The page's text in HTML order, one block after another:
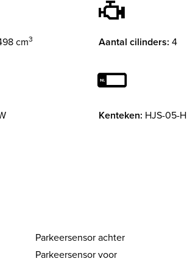
cm3 Aantal cilinders: 4
Kenteken: HJS-05-H
Parkeersensor achter
Parkeersensor voor